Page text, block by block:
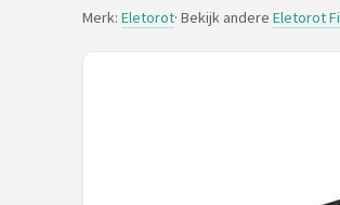
Merk: Eletorot· Bekijk andere Eletorot